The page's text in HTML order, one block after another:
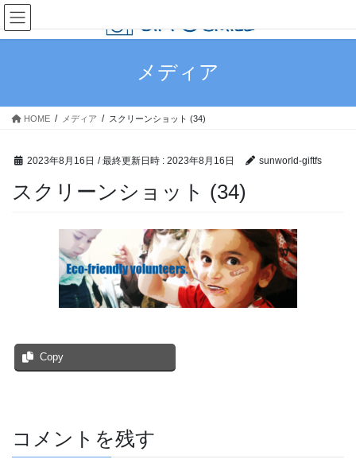
コ
ン
テ
ス
ナ
ビ
ゲ
ン
メディア
HOME メディア スクリーンショット (34)
2023年8月16日 / 最終更新日時 : 2023年8月16日 sunworld-giftfs
スクリーンショット (34)
Copy
コメントを残す